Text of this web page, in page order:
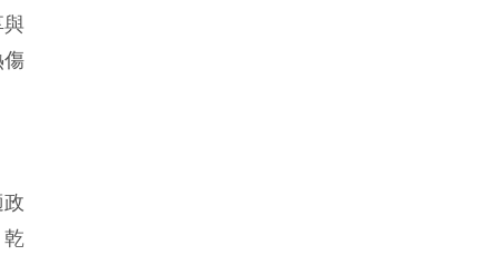
傷
乾